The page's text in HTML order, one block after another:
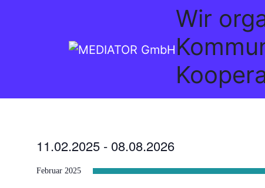
Wir
11.02.2025 - 08.08.2026
wählen.
Februar 2025